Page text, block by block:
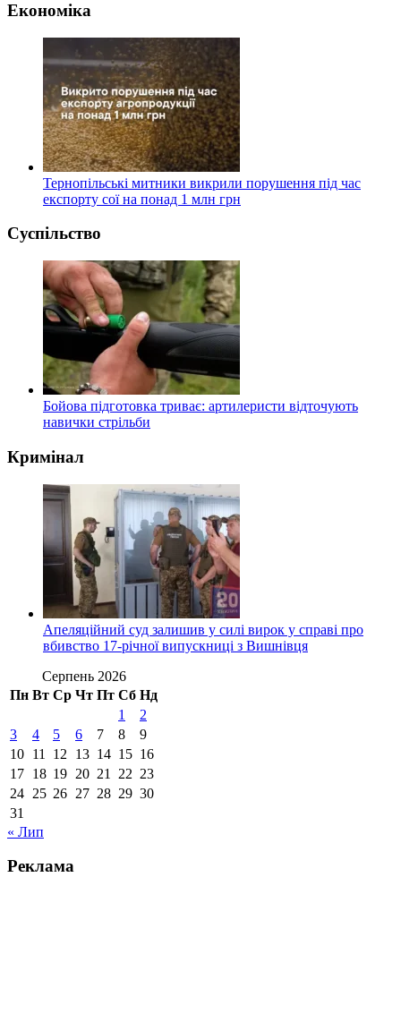
Економіка
Тернопільські митники викрили порушення під час
експорту сої на понад 1 млн грн
Суспільство
Бойова підготовка триває: артилеристи відточують
навички стрільби
Кримінал
Апеляційний суд залишив у силі вирок у справі про
вбивство 17-річної випускниці з Вишнівця
Серпень 2026
Пн Вт Ср Чт Пт Сб Нд
1
2
3
4 5 6 7 8
9
10 11 12 13 14 15 16
17 18 19 20 21 22 23
24 25 26 27 28 29 30
31
« Лип
Реклама